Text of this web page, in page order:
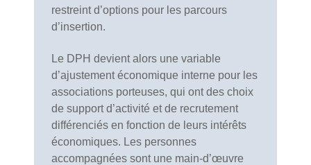
restreint d’options pour les parcours
d’insertion.
Le DPH devient alors une variable
d’ajustement économique interne pour les
associations porteuses, qui ont des choix
de support d’activité et de recrutement
différenciés en fonction de leurs intérêts
économiques. Les personnes
accompagnées sont une main-d’œuvre